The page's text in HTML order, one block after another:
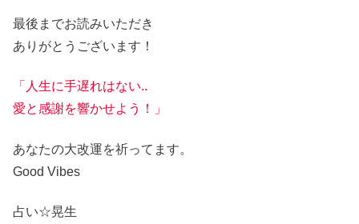
最後までお読みいただき
ありがとうございます！
「人生に手遅れはない..
愛と感謝を響かせよう！」
あなたの大改運を祈ってます。
Good Vibes
占い☆晃生